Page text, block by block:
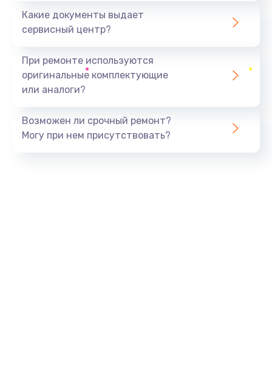
Какие документы выдает
сервисный центр?
При ремонте используются
оригинальные комплектующие
или аналоги?
Возможен ли срочный ремонт?
Могу при нем присутствовать?